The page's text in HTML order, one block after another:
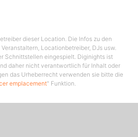
dieser Location. Die Infos zu den
Locationbetreiber, DJs usw.
Schnittstellen eingespielt. Diginights ist
daher nicht verantwortlich für Inhalt oder
das Urheberrecht verwenden sie bitte die
emplacement" Funktion.